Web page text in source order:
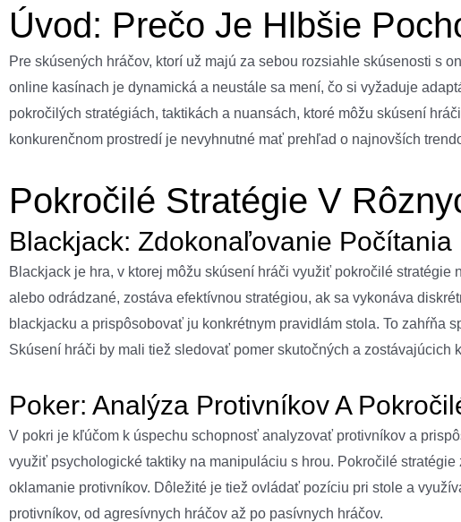
Úvod: Prečo Je Hlbšie
Pre skúsených hráčov, ktorí už majú za sebou rozsiahle skúsenosti s
online kasínach je dynamická a neustále sa mení, čo si vyžaduje
pokročilých stratégiách, taktikách a nuansách, ktoré môžu skúsení
konkurenčnom prostredí je nevyhnutné mať prehľad o najnovších
Pokročilé Stratégie V
Blackjack: Zdokonaľovanie Počítania
Blackjack je hra, v ktorej môžu skúsení hráči využiť pokročilé
alebo odrádzané, zostáva efektívnou stratégiou, ak sa vykonáva
blackjacku a prispôsobovať ju konkrétnym pravidlám stola. To zahŕňa
Skúsení hráči by mali tiež sledovať pomer skutočných a zostávajúcich
Poker: Analýza Protivníkov A
V pokri je kľúčom k úspechu schopnosť analyzovať protivníkov a
využiť psychologické taktiky na manipuláciu s hrou. Pokročilé
oklamanie protivníkov. Dôležité je tiež ovládať pozíciu pri stole a
protivníkov, od agresívnych hráčov až po pasívnych hráčov.